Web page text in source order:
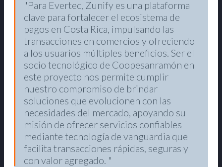
Para Evertec, Zunify es una plataforma
clave para fortalecer el ecosistema de
pagos en Costa Rica, impulsando las
transacciones en comercios y ofreciendo
a los usuarios múltiples beneficios. Ser el
socio tecnológico de Coopesanramón en
este proyecto nos permite cumplir
nuestro compromiso de brindar
soluciones que evolucionen con las
necesidades del mercado, apoyando su
misión de ofrecer servicios confiables
mediante tecnología de vanguardia que
facilita transacciones rápidas, seguras y
con valor agregado.